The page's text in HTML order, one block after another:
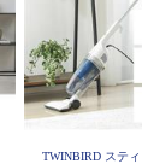
TWINBIRD ステ